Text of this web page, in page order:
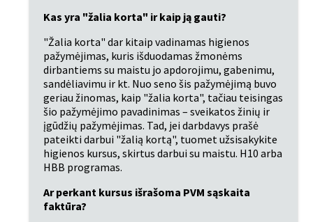
Kas yra "žalia korta" ir kaip ją gauti?
"Žalia korta" dar kitaip vadinamas higienos
pažymėjimas, kuris išduodamas žmonėms
dirbantiems su maistu jo apdorojimu, gabenimu,
sandėliavimu ir kt. Nuo seno šis pažymėjimą buvo
geriau žinomas, kaip "žalia korta", tačiau teisingas
šio pažymėjimo pavadinimas – sveikatos žinių ir
įgūdžių pažymėjimas. Tad, jei darbdavys prašė
pateikti darbui "žalią kortą", tuomet užsisakykite
higienos kursus, skirtus darbui su maistu. H10 arba
HBB programas.
Ar perkant kursus išrašoma PVM sąskaita
faktūra?